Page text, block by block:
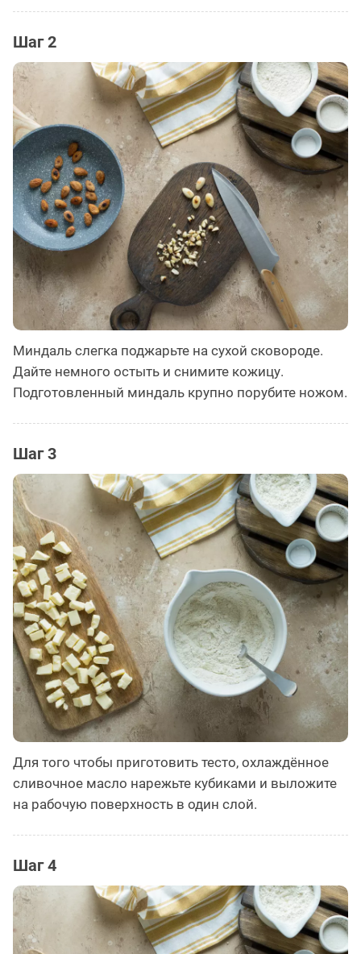
Шаг 2
Миндаль слегка поджарьте на сухой сковороде.
Дайте немного остыть и снимите кожицу.
Подготовленный миндаль крупно порубите ножом.
Шаг 3
Для того чтобы приготовить тесто, охлаждённое
сливочное масло нарежьте кубиками и выложите
на рабочую поверхность в один слой.
Шаг 4